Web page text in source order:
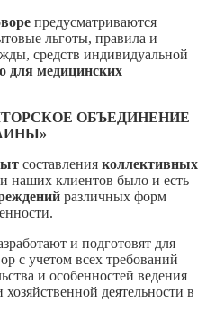
предусматриваются
льготы, правила и
средств индивидуальной
для медицинских
ОБЪЕДИНЕНИЕ
составления коллективных
наших клиентов было и есть
различных форм
и подготовят для
с учетом всех требований
и особенностей ведения
деятельности в